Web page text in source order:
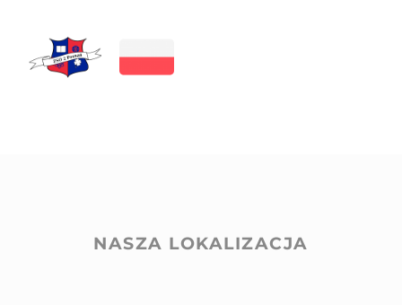
NASZA LOKALIZACJA